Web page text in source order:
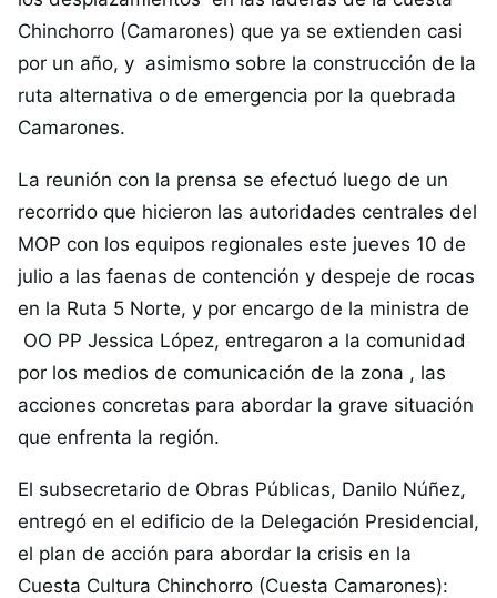
Chinchorro (Camarones) que ya se extienden casi
por un año, y asimismo sobre la construcción de la
ruta alternativa o de emergencia por la quebrada
Camarones.
La reunión con la prensa se efectuó luego de un
recorrido que hicieron las autoridades centrales del
MOP con los equipos regionales este jueves 10 de
julio a las faenas de contención y despeje de rocas
en la Ruta 5 Norte, y por encargo de la ministra de
OO PP Jessica López, entregaron a la comunidad
por los medios de comunicación de la zona , las
acciones concretas para abordar la grave situación
que enfrenta la región.
El subsecretario de Obras Públicas, Danilo Núñez,
entregó en el edificio de la Delegación Presidencial,
el plan de acción para abordar la crisis en la
Cuesta Cultura Chinchorro (Cuesta Camarones):